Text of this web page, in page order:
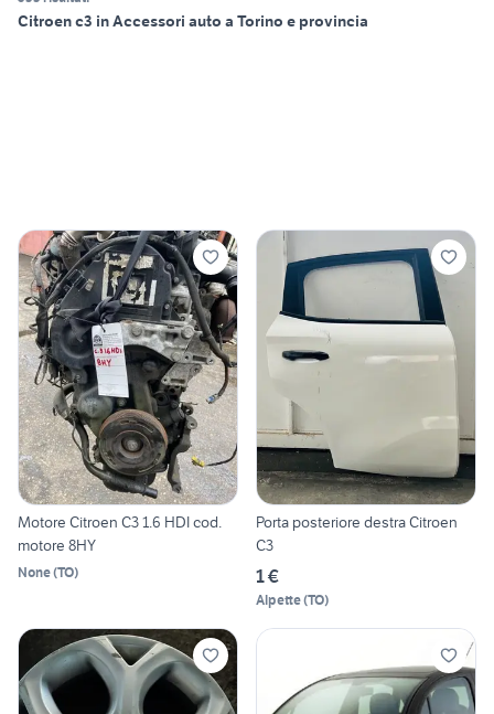
Citroen c3 in Accessori auto a Torino e provincia
Motore Citroen C3 1.6 HDI cod.
motore 8HY
None(TO)
Porta posteriore destra Citroen
C3
1 €
Alpette(TO)